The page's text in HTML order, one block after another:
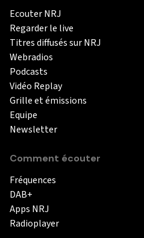
Ecouter NRJ
Regarder le live
Titres diffusés sur NRJ
Webradios
Podcasts
Vidéo Replay
Grille et émissions
Equipe
Newsletter
Comment écouter
Fréquences
DAB+
Apps NRJ
Radioplayer